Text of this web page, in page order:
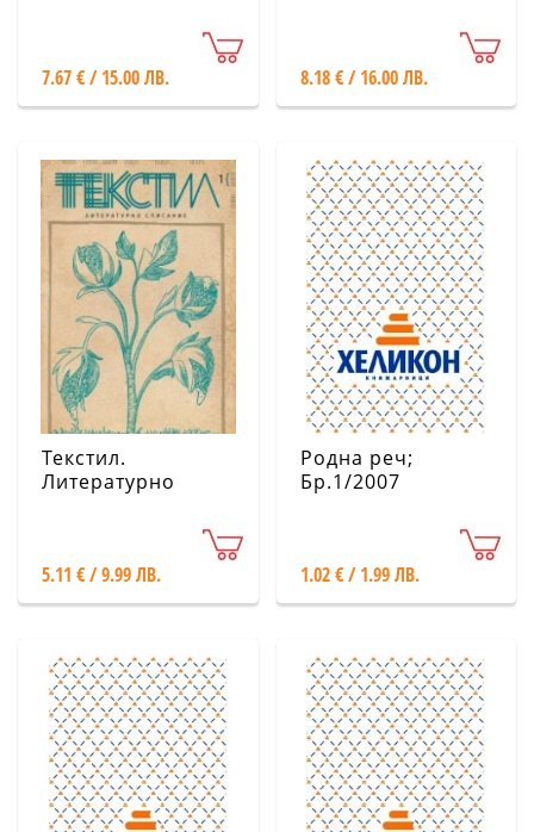
7.67 € / 15.00 ЛВ. 8.18 € / 16.00 ЛВ.
Текстил.
Литературно
5.11 € / 9.99 ЛВ.
Родна реч;
Бр.1/2007
1.02 € / 1.99 ЛВ.